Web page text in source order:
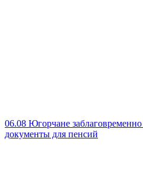
06.08 Югорчане
документы для пенсий